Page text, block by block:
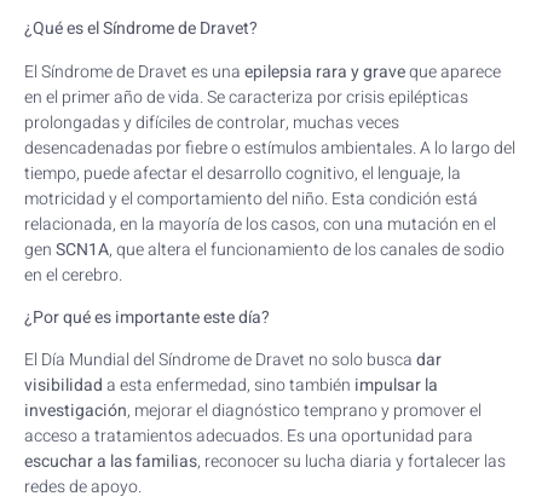
¿Qué es el Síndrome de Dravet?
El Síndrome de Dravet es unaepilepsia rara y graveque aparece
en el primer año de vida. Se caracteriza por crisis epilépticas
prolongadas y difíciles de controlar, muchas veces
desencadenadas por fiebre o estímulos ambientales. A lo largo del
tiempo, puede afectar el desarrollo cognitivo, el lenguaje, la
motricidad y el comportamiento del niño. Esta condición está
relacionada, en la mayoría de los casos, con una mutación en el
genSCN1A, que altera el funcionamiento de los canales de sodio
en el cerebro.
¿Por qué es importante este día?
El Día Mundial del Síndrome de Dravet no solo buscadar
visibilidada esta enfermedad, sino también impulsar la
investigación, mejorar el diagnóstico temprano y promover el
acceso a tratamientos adecuados. Es una oportunidad para
escuchar a las familias, reconocer su lucha diaria y fortalecer las
redes de apoyo.